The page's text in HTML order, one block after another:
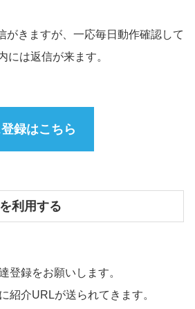
がきますが、一応毎日動作確認して
には返信が来ます。
録はこちら
利用する
登録をお願いします。
紹介URLが送られてきます。